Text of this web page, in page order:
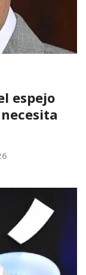
espejo